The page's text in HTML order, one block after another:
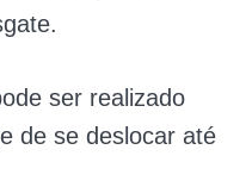
ser realizado
de se deslocar até